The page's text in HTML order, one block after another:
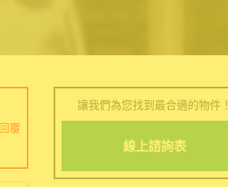
覆
讓我們為您找到最合適的物件！
線上諮詢表